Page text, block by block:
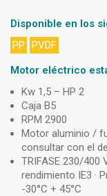
Disponible en los
PP
PVDF
Motor eléctrico
Kw 1,5 – HP 2
Caja B5
RPM 2900
Motor aluminio /
consultar con el
TRIFASE 230/400
rendimiento IE3 ·
-30°C + 45°C